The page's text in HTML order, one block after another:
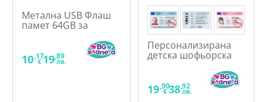
Метална USB Флаш
памет 64GB за
10,17
€ 19,89
лв.
Персонализирана
детска шофьорска
книжка за игра
19,90
€ 38,92
лв.